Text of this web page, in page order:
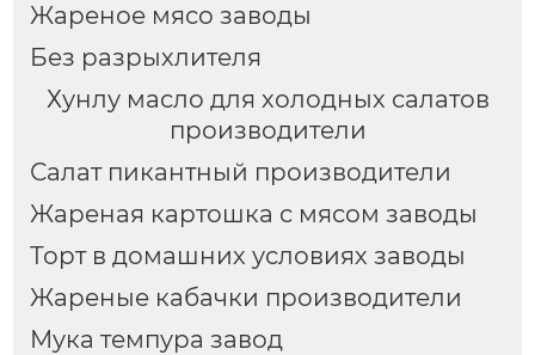
Жареное мясо заводы
Без разрыхлителя
Хунлу масло для холодных салатов
производители
Салат пикантный производители
Жареная картошка с мясом заводы
Торт в домашних условиях заводы
Жареные кабачки производители
Мука темпура завод